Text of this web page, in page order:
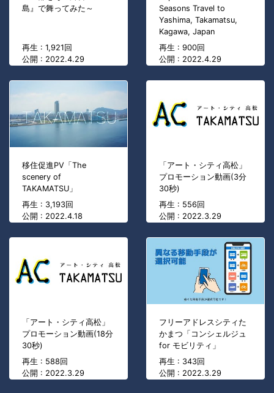
島』で舞ってみた～
再生 : 1,921回
公開 : 2022.4.29
Seasons Travel to
Yashima, Takamatsu,
Kagawa, Japan
再生 : 900回
公開 : 2022.4.29
移住促進PV「The
scenery of
TAKAMATSU」
再生 : 3,193回
公開 : 2022.4.18
「アート・シティ高松」
プロモーション動画(3分
30秒)
再生 : 556回
公開 : 2022.3.29
「アート・シティ高松」
プロモーション動画(18分
30秒)
再生 : 588回
公開 : 2022.3.29
フリーアドレスシティた
かまつ「コンシェルジュ
for モビリティ」
再生 : 343回
公開 : 2022.3.29